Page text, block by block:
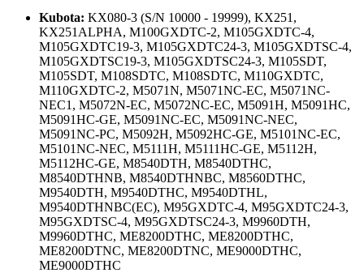
Kubota: KX080-3 (S/N 10000 - 19999), KX251,
KX251ALPHA, M100GXDTC-2, M105GXDTC-4,
M105GXDTC19-3, M105GXDTC24-3, M105GXDTSC-4,
M105GXDTSC19-3, M105GXDTSC24-3, M105SDT,
M105SDT, M108SDTC, M108SDTC, M110GXDTC,
M110GXDTC-2, M5071N, M5071NC-EC, M5071NC-
NEC1, M5072N-EC, M5072NC-EC, M5091H, M5091HC,
M5091HC-GE, M5091NC-EC, M5091NC-NEC,
M5091NC-PC, M5092H, M5092HC-GE, M5101NC-EC,
M5101NC-NEC, M5111H, M5111HC-GE, M5112H,
M5112HC-GE, M8540DTH, M8540DTHC,
M8540DTHNB, M8540DTHNBC, M8560DTHC,
M9540DTH, M9540DTHC, M9540DTHL,
M9540DTHNBC(EC), M95GXDTC-4, M95GXDTC24-3,
M95GXDTSC-4, M95GXDTSC24-3, M9960DTH,
M9960DTHC, ME8200DTHC, ME8200DTHC,
ME8200DTNC, ME8200DTNC, ME9000DTHC,
ME9000DTHC